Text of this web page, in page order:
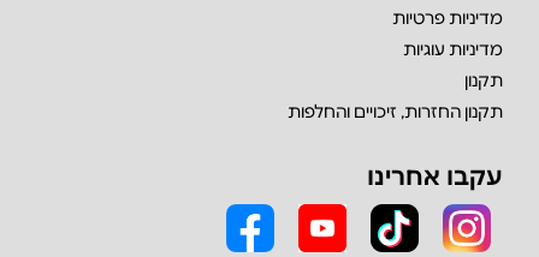
מדיניות פרטיות
מדיניות עוגיות
תקנון
תקנון החזרות, זיכויים והחלפות
עקבו אחרינו